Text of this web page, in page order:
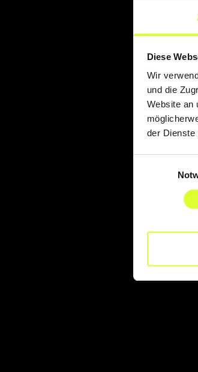
Diese
Wir
und die
Website an
der Dienste